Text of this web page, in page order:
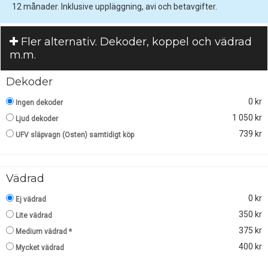
12 månader. Inklusive uppläggning, avi och betavgifter.
Fler alternativ. Dekoder, koppel och vädrad
m.m.
Dekoder
Ingen dekoder 0 kr
Ljud dekoder 1 050 kr
UFV släpvagn (Osten) samtidigt köp 739 kr
Vädrad
Ej vädrad 0 kr
Lite vädrad 350 kr
Medium vädrad * 375 kr
Mycket vädrad 400 kr